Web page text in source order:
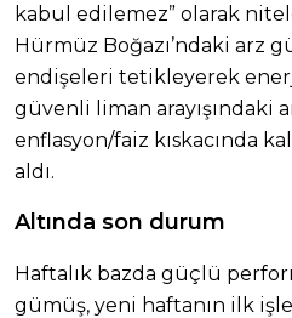
kabul edilemez” olarak
Hürmüz Boğazı’ndaki arz
endişeleri tetikleyerek
güvenli liman arayışındaki
enflasyon/faiz kıskacında
aldı.
Altında son durum
Haftalık bazda güçlü
gümüş, yeni haftanın ilk